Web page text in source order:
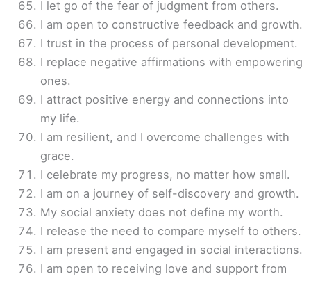
I let go of the fear of judgment from others.
I am open to constructive feedback and growth.
I trust in the process of personal development.
I replace negative affirmations with empowering
ones.
I attract positive energy and connections into
my life.
I am resilient, and I overcome challenges with
grace.
I celebrate my progress, no matter how small.
I am on a journey of self-discovery and growth.
My social anxiety does not define my worth.
I release the need to compare myself to others.
I am present and engaged in social interactions.
I am open to receiving love and support from